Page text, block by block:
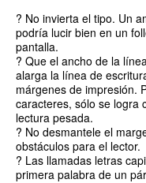
? No invierta el tipo. Un
podría lucir bien en un
pantalla.
? Que el ancho de la
alarga la línea de
márgenes de impresión.
caracteres, sólo se logra
lectura pesada.
? No desmantele el
obstáculos para el lector.
? Las llamadas letras
primera palabra de un